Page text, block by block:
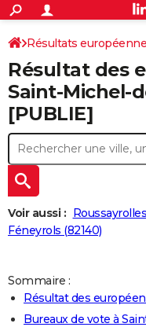
ACTUALITÉS
Politique
Société
Faits Divers
Education
Monde
Villes
+
SPORT
Coupe du monde 2026
Football
Tennis
Cyclisme
Rugby
Forum
CULTURE
Programme TV
TNT
Streaming
Cinéma
Sorties cinéma
Musique
+FINANCE
Retraite
Impôts
Epargne
Immobilier
Risques naturels par ville
Banque
Assurance
CréditAUTO
Essais
Réserver un essai
Citadines
Berlines
SUV
Forum auto
+HIGH-TECH
Mobiles
Meilleur smartphone
Internet
Ordinateurs
Jeux vidéo
Guide high-tech
+
BRICOLAGE
Forum
Aménagement intérieur
Extérieur
Cuisine
Salle de bains
Jardinage
Rangement
+
LIFESTYLE
Art de vivre
Bien-être
Loisirs
Mode
Modes de vie
SANTE
Résultats
Résultat des
Saint-Michel-
[PUBLIE]
Voir aussi :
Féneyrols (82140)
Sommaire :
Résultat des
Bureaux de vote à